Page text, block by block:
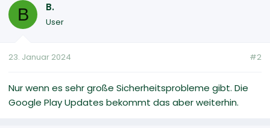
B B.
User
23. Januar 2024 #2
Nur wenn es sehr große Sicherheitsprobleme gibt. Die
Google Play Updates bekommt das aber weiterhin.